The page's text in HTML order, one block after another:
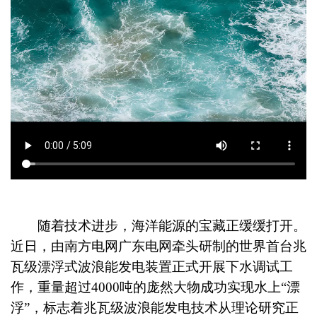
随着技术进步，海洋能源的宝藏正缓缓打开。
近日，由南方电网广东电网牵头研制的世界首台兆
瓦级漂浮式波浪能发电装置正式开展下水调试工
作，重量超过4000吨的庞然大物成功实现水上“漂
浮”，标志着兆瓦级波浪能发电技术从理论研究正